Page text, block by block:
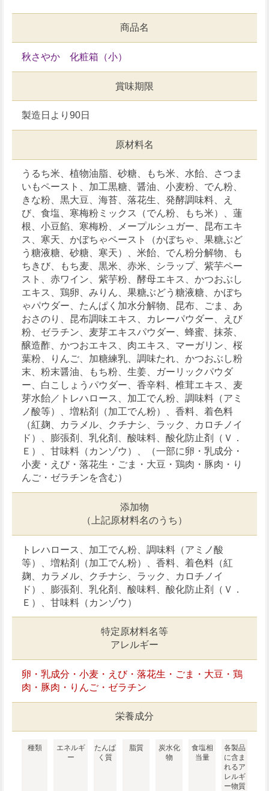
商品名
秋さやか 化粧箱（小）
賞味期限
製造日より90日
原材料名
うるち米、植物油脂、砂糖、もち米、水飴、さつま
いもペースト、加工黒糖、醤油、小麦粉、でん粉、
きな粉、黒大豆、海苔、落花生、発酵調味料、え
び、食塩、寒梅粉ミックス（でん粉、もち米）、蓮
根、小豆餡、寒梅粉、メープルシュガー、昆布エキ
ス、寒天、かぼちゃペースト（かぼちゃ、果糖ぶど
う糖液糖、砂糖、寒天）、米飴、でん粉分解物、も
ちきび、もち麦、黒米、赤米、シラップ、紫芋ペー
スト、赤ワイン、紫芋粉、酵母エキス、かつおぶし
エキス、鶏卵、みりん、果糖ぶどう糖液糖、かぼち
ゃパウダー、たんぱく加水分解物、昆布、ごま、あ
おさのり、昆布調味エキス、カレーパウダー、えび
粉、ゼラチン、麦芽エキスパウダー、蜂蜜、抹茶、
醸造酢、かつおエキス、肉エキス、マーガリン、桜
葉粉、りんご、加糖練乳、調味たれ、かつおぶし粉
末、粉末醤油、もち粉、生姜、ガーリックパウダ
ー、白こしょうパウダー、香辛料、椎茸エキス、麦
芽水飴／トレハロース、加工でん粉、調味料（アミ
ノ酸等）、増粘剤（加工でん粉）、香料、着色料
（紅麹、カラメル、クチナシ、ラック、カロチノイ
ド）、膨張剤、乳化剤、酸味料、酸化防止剤（Ｖ．
Ｅ）、甘味料（カンゾウ）、（一部に卵・乳成分・
小麦・えび・落花生・ごま・大豆・鶏肉・豚肉・り
んご・ゼラチンを含む）
添加物
（上記原材料名のうち）
トレハロース、加工でん粉、調味料（アミノ酸
等）、増粘剤（加工でん粉）、香料、着色料（紅
麹、カラメル、クチナシ、ラック、カロチノイ
ド）、膨張剤、乳化剤、酸味料、酸化防止剤（Ｖ．
Ｅ）、甘味料（カンゾウ）
特定原材料名等
アレルギー
卵・乳成分・小麦・えび・落花生・ごま・大豆・鶏
肉・豚肉・りんご・ゼラチン
栄養成分
種類
エネルギ
ー
たんぱ
く質
脂質
炭水化
物
食塩相
当量
各製品
に含ま
れるア
レルギ
ー物質